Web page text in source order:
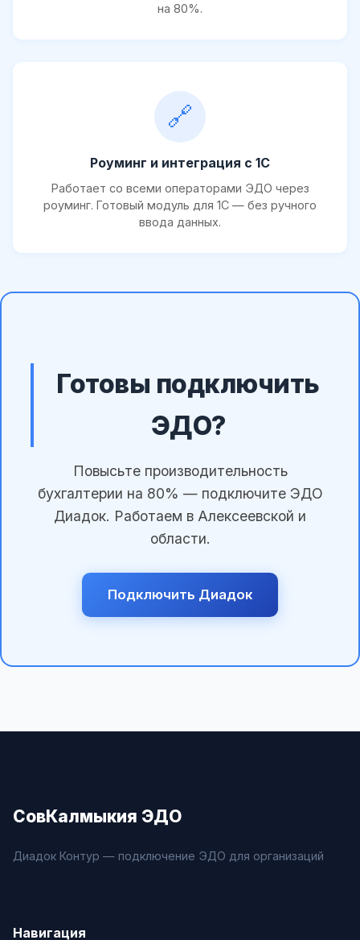
на 80%.
🔗
Роуминг и интеграция с 1С
Работает со всеми операторами ЭДО через
роуминг. Готовый модуль для 1С — без ручного
ввода данных.
Готовы подключить
ЭДО?
Повысьте производительность
бухгалтерии на 80% — подключите ЭДО
Диадок. Работаем в Алексеевской и
области.
Подключить Диадок
СовКалмыкия ЭДО
Диадок Контур — подключение ЭДО для организаций
Навигация